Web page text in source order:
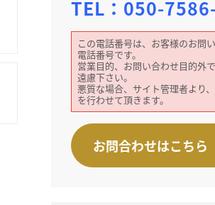
TEL： 050-
この電話番号は、お客様のお問
電話番号です。
営業目的、お問い合わせ目的外
遠慮下さい。
悪質な場合、サイト管理者より
を行わせて頂きます。
お問合わせはこちら